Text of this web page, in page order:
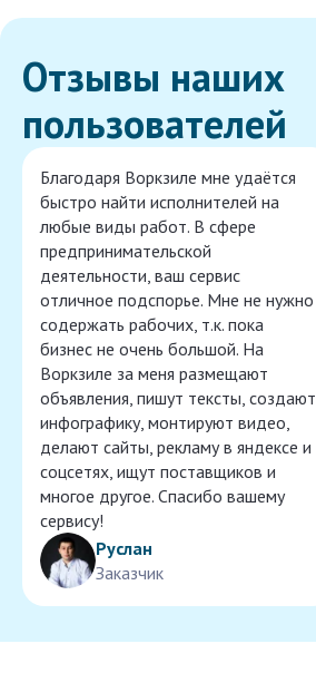
Отзывы наших
пользователей
Благодаря Воркзиле мне удаётся
быстро найти исполнителей на
любые виды работ. В сфере
предпринимательской
деятельности, ваш сервис
отличное подспорье. Мне не нужно
содержать рабочих, т.к. пока
бизнес не очень большой. На
Воркзиле за меня размещают
объявления, пишут тексты, создают
инфографику, монтируют видео,
делают сайты, рекламу в яндексе и
соцсетях, ищут поставщиков и
многое другое. Спасибо вашему
сервису!
Руслан
Заказчик